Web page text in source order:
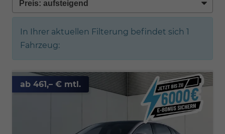
In Ihrer aktuellen Filterung befindet sich 1
Fahrzeug:
ab 461,– € mtl.